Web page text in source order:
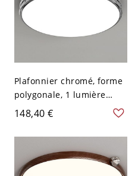
Plafonnier chromé, forme
polygonale, 1 lumière
montée exposée en
alliage, câblé pour salon,
110V-120V, 12", trois
niveaux (lumière
chaude/blanche/neutre
148,40 €